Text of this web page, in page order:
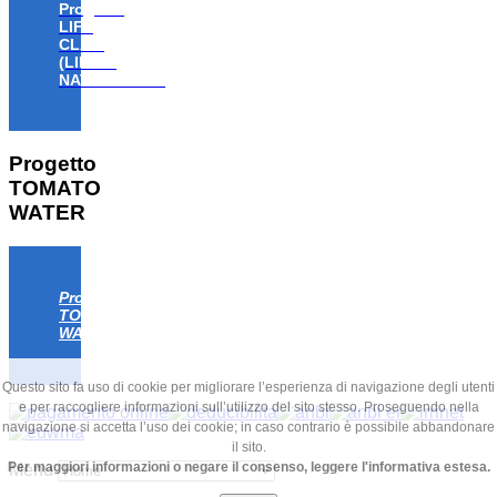
Progetto
LIFE
CLAW
(LIFE18
NAT/IT/000806)
Progetto
TOMATO
WATER
Progetto
TOMATO
WATER
Menu
Questo sito fa uso di cookie per migliorare l’esperienza di navigazione degli utenti
e per raccogliere informazioni sull’utilizzo del sito stesso. Proseguendo nella
navigazione si accetta l’uso dei cookie; in caso contrario è possibile abbandonare
il sito.
Per maggiori informazioni o negare il consenso, leggere l'informativa estesa.